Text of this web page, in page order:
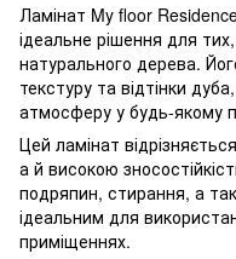
Ламінат My floor
ідеальне рішення для
натурального дерева.
текстуру та відтінки
атмосферу у будь-якому
Цей ламінат
а й високою
подряпин, стирання, а
ідеальним для
приміщеннях.